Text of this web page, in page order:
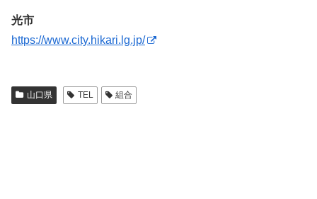
光市
https://www.city.hikari.lg.jp/
山口県 TEL 組合